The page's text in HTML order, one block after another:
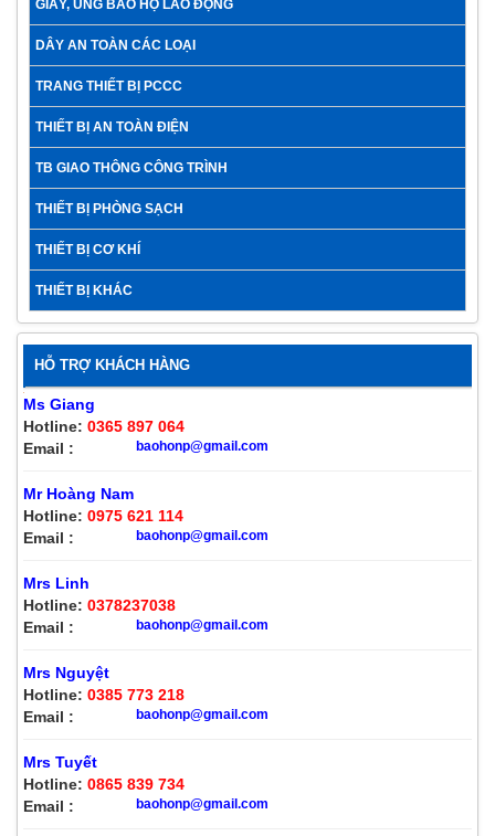
GIÀY, ỦNG BẢO HỘ LAO ĐỘNG
DÂY AN TOÀN CÁC LOẠI
TRANG THIẾT BỊ PCCC
THIẾT BỊ AN TOÀN ĐIỆN
TB GIAO THÔNG CÔNG TRÌNH
THIẾT BỊ PHÒNG SẠCH
THIẾT BỊ CƠ KHÍ
THIẾT BỊ KHÁC
HỖ TRỢ KHÁCH HÀNG
Ms Giang
Hotline: 0365 897 064
Email :
baohonp@gmail.com
Mr Hoàng Nam
Hotline: 0975 621 114
Email :
baohonp@gmail.com
Mrs Linh
Hotline: 0378237038
Email :
baohonp@gmail.com
Mrs Nguyệt
Hotline: 0385 773 218
Email :
baohonp@gmail.com
Mrs Tuyết
Hotline: 0865 839 734
Email :
baohonp@gmail.com